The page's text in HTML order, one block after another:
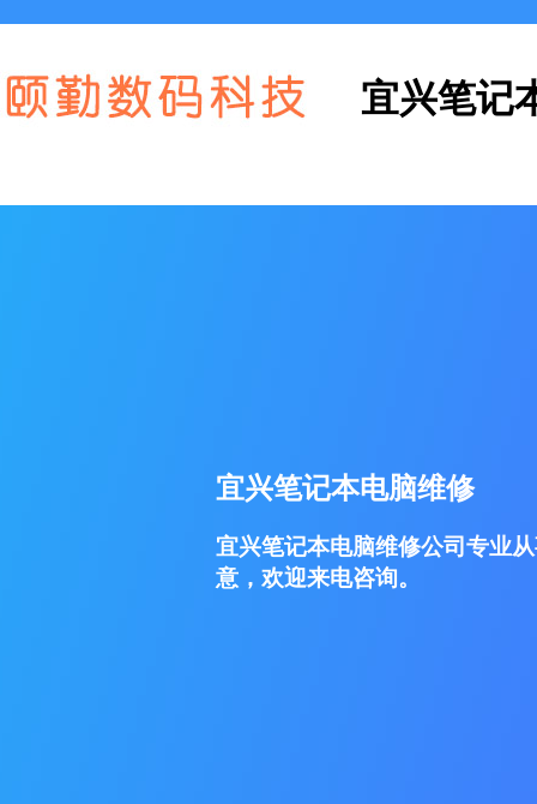
宜兴笔记
宜兴笔记本电脑维修
宜兴笔记本电脑维修公司专业
意，欢迎来电咨询。